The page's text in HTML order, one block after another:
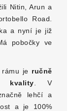
Nitin, Arun a
Road.
a nyní je již
pobočky ve
rámu je ručně
kvality . V
lehčí a
a je 100%